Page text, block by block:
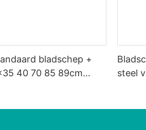
bladschep +
40 70 85 89cm
steel